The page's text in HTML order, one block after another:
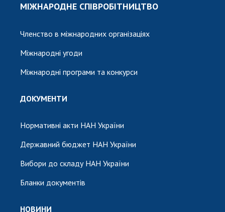
МІЖНАРОДНЕ СПІВРОБІТНИЦТВО
Членство в міжнародних організаціях
Міжнародні угоди
Міжнародні програми та конкурси
ДОКУМЕНТИ
Нормативні акти НАН України
Державний бюджет НАН України
Вибори до складу НАН України
Бланки документів
НОВИНИ